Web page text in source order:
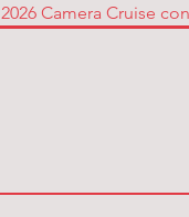
2026 Camera Cruise